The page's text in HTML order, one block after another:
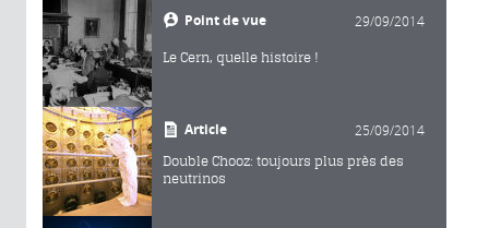
Point de vue 29/09/2014
Le Cern, quelle histoire !
Article 25/09/2014
Double Chooz: toujours plus près des
neutrinos